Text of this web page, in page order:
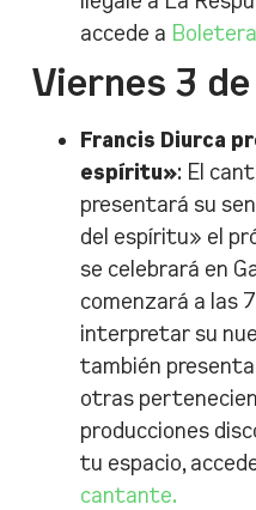
accede a Boletera
Viernes 3
Francis Diurca
espíritu»: El
presentará su
del espíritu» el
se celebrará en
comenzará a las
interpretar su
también
otras
producciones
tu espacio,
cantante.